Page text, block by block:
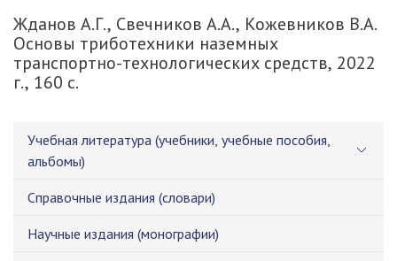
Жданов А.Г., Свечников А.А., Кожевников В.А.
Основы триботехники наземных
транспортно-технологических средств, 2022
г., 160 с.
Учебная литература (учебники, учебные пособия,
альбомы)
Справочные издания (словари)
Научные издания (монографии)